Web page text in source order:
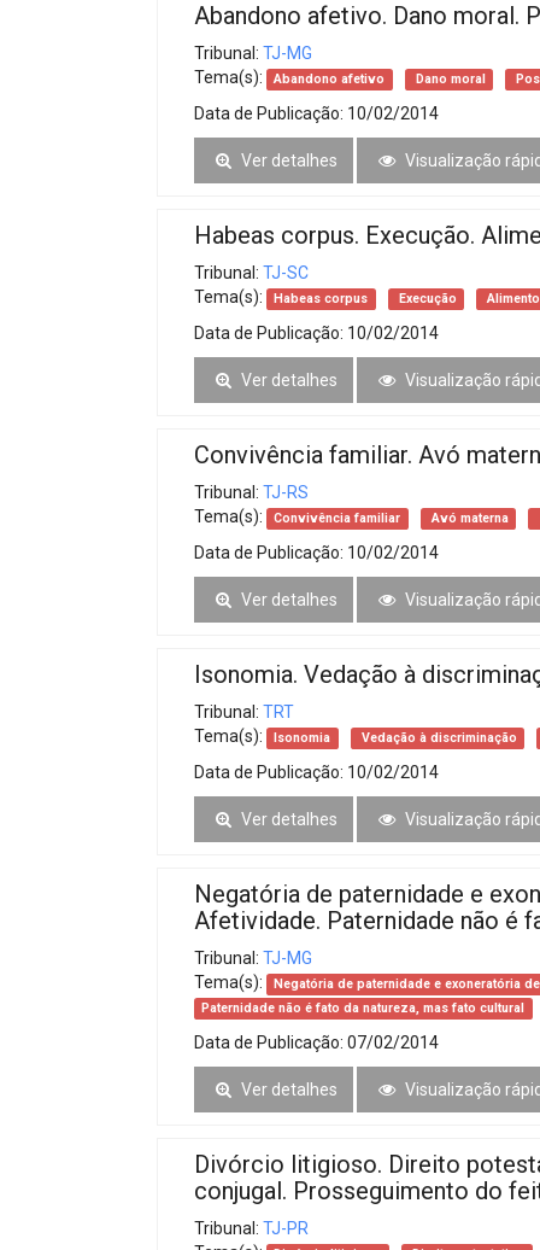
Abandono afetivo. Dano moral.
Tribunal: TJ-MG
Tema(s):
Abandono afetivo Dano moral
Data de Publicação: 10/02/2014
Ver detalhes Visualização
Habeas corpus. Execução.
Tribunal: TJ-SC
Tema(s):
Habeas corpus Execução
Data de Publicação: 10/02/2014
Ver detalhes Visualização
Convivência familiar. Avó
Tribunal: TJ-RS
Tema(s):
Convivência familiar Avó materna
Data de Publicação: 10/02/2014
Ver detalhes Visualização
Isonomia. Vedação à
Tribunal: TRT
Tema(s):
Isonomia Vedação à discriminação
Data de Publicação: 10/02/2014
Ver detalhes Visualização
Negatória de paternidade e
Afetividade. Paternidade não é
Tribunal: TJ-MG
Tema(s):
Negatória de paternidade e exoneratória
Paternidade não é fato da natureza, mas fato cultural
Data de Publicação: 07/02/2014
Ver detalhes Visualização
Divórcio litigioso. Direito
conjugal. Prosseguimento do
Tribunal: TJ-PR